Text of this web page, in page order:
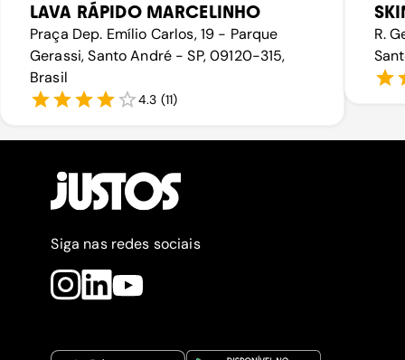
LAVA RÁPIDO MARCELINHO
Praça Dep. Emílio Carlos, 19 - Parque
Gerassi, Santo André - SP, 09120-315,
Brasil
4.3 (11)
R.
Siga nas redes sociais